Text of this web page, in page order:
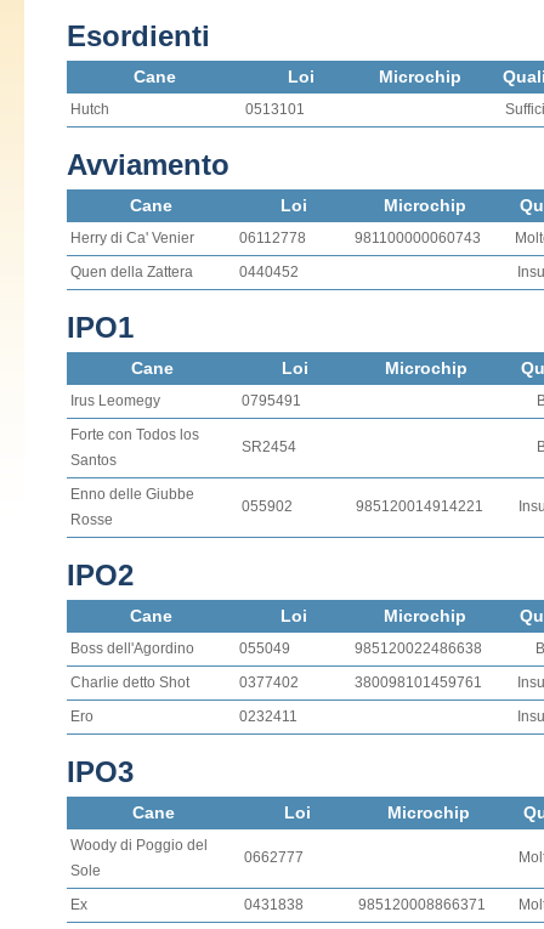
Esordienti
Cane Loi Microchip
Hutch 0513101
Avviamento
Cane Loi Microchip
Herry di Ca' Venier 06112778 981100000060743
Quen della Zattera
0440452
IPO1
Cane Loi Microchip
Irus Leomegy 0795491
Forte con Todos los
Santos
SR2454
Enno delle Giubbe
Rosse
055902 985120014914221
IPO2
Cane Loi Microchip
Boss dell'Agordino 055049 985120022486638
Charlie detto Shot
0377402 380098101459761
Ero
0232411
IPO3
Cane Loi Microchip
Woody di Poggio del
Sole
0662777
Ex 0431838 985120008866371